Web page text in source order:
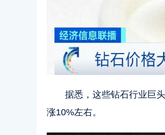
据悉，这些钻石行业巨
涨10%左右。